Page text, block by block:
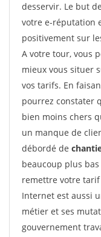
desservir. Le but
votre e-réputation
positivement sur
A votre tour, vous
mieux vous situer
vos tarifs. En
pourrez constater
bien moins chers
un manque de
débordé de
beaucoup plus
remettre votre
Internet est aussi
métier et ses
gouvernement